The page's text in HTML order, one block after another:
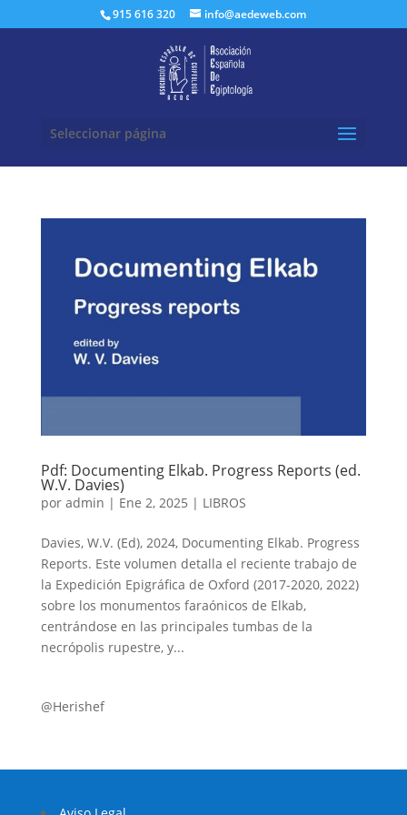
915 616 320 info@aedeweb.com
Seleccionar página
Pdf: Documenting Elkab. Progress Reports (ed.
W.V. Davies)
por admin | Ene 2, 2025 | LIBROS
Davies, W.V. (Ed), 2024, Documenting Elkab. Progress
Reports. Este volumen detalla el reciente trabajo de
la Expedición Epigráfica de Oxford (2017-2020, 2022)
sobre los monumentos faraónicos de Elkab,
centrándose en las principales tumbas de la
necrópolis rupestre, y...
@Herishef